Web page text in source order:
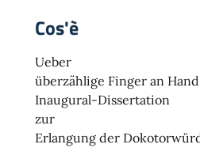
Cos'è
Ueber
überzählige Finger an
Inaugural-Dissertation
zur
Erlangung der